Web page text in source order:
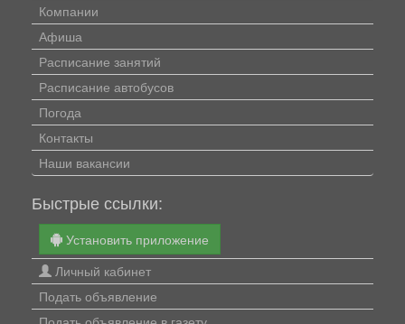
Компании
Афиша
Расписание занятий
Расписание автобусов
Погода
Контакты
Наши вакансии
Быстрые ссылки:
Установить приложение
Личный кабинет
Подать объявление